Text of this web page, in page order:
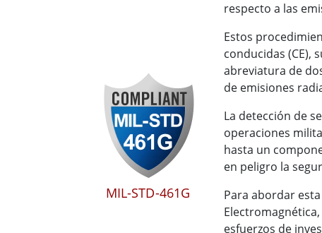
MIL-STD-461G
respecto a las
Estos
conducidas (CE),
abreviatura de
de emisiones
La detección de
operaciones
hasta un
en peligro la
Para abordar
esfuerzos de